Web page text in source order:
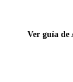
Ver guía de